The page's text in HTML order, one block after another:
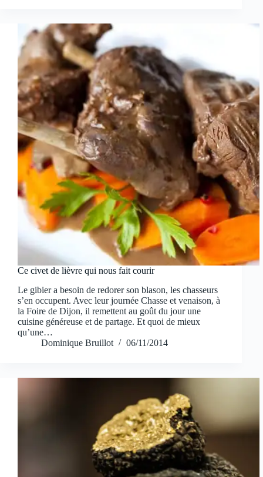
Ce civet de lièvre qui nous fait courir
Le gibier a besoin de redorer son blason, les chasseurs
s’en occupent. Avec leur journée Chasse et venaison, à
la Foire de Dijon, il remettent au goût du jour une
cuisine généreuse et de partage. Et quoi de mieux
qu’une…
Dominique Bruillot
06/11/2014